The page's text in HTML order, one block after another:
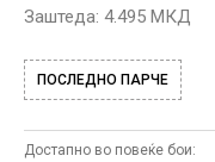
Заштеда: 4.495 МКД
ПОСЛЕДНО ПАРЧЕ
Достапно во повеќе бои: